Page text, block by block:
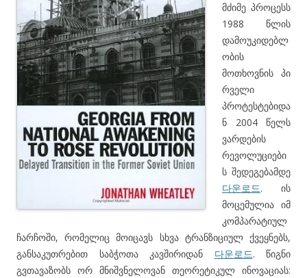
მძიმე პროცესს
1988 წლის
დამოუკიდებლ
ობის
მოთხოვნის პი
რველი
პროტესტებიდა
ნ 2004 წელს
ვარდების
რევოლუციები
ს შედეგებამდე
다운로드. ის
მოცემულია იმ
კომპარატიულ
ჩარჩოში, რომელიც მოიცავს სხვა ტრანზიციულ ქვეყნებს,
განსაკუთრებით საბჭოთა კავშირიდან 다운로드. წიგნი
გვთავაზობს ორ მნიშვნელოვან თეორეტიკულ ინოვაციას: